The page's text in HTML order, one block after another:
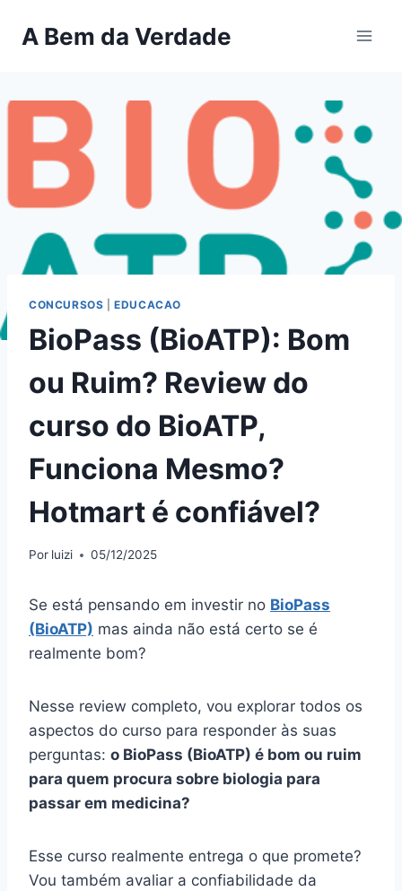
paraA Bem da Verdade
CONCURSOS |EDUCACAO
BioPass (BioATP): Bom
ou Ruim? Review do
curso do BioATP,
Funciona Mesmo?
Hotmart é confiável?
Por luizi 05/12/2025
Se está pensando em investir no BioPass
(BioATP) mas ainda não está certo se é
realmente bom?
Nesse review completo, vou explorar todos os
aspectos do curso para responder às suas
perguntas: o BioPass (BioATP) é bom ou ruim
para quem procura sobre biologia para
passar em medicina?
Esse curso realmente entrega o que promete?
Vou também avaliar a confiabilidade da